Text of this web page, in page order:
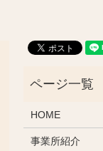
HOME
事業所紹介